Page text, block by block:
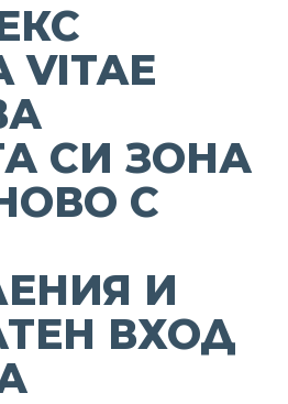
VITAE
СИ ЗОНА
С
И
ВХОД